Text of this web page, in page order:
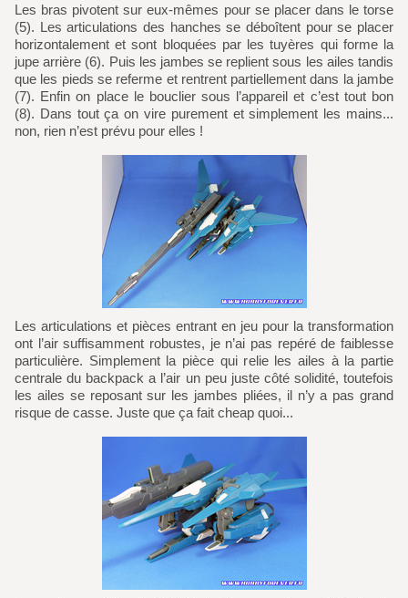
Les bras pivotent sur eux-mêmes pour se placer dans le torse
(5). Les articulations des hanches se déboîtent pour se placer
horizontalement et sont bloquées par les tuyères qui forme la
jupe arrière (6). Puis les jambes se replient sous les ailes tandis
que les pieds se referme et rentrent partiellement dans la jambe
(7). Enfin on place le bouclier sous l’appareil et c’est tout bon
(8). Dans tout ça on vire purement et simplement les mains...
non, rien n’est prévu pour elles !
Les articulations et pièces entrant en jeu pour la transformation
ont l’air suffisamment robustes, je n’ai pas repéré de faiblesse
particulière. Simplement la pièce qui relie les ailes à la partie
centrale du backpack a l’air un peu juste côté solidité, toutefois
les ailes se reposant sur les jambes pliées, il n’y a pas grand
risque de casse. Juste que ça fait cheap quoi...